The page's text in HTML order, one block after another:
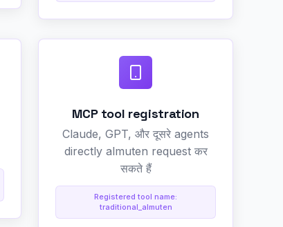
MCP tool registration
Claude, GPT, और दूसरे agents
directly almuten request कर
सकते हैं
Registered tool name:
traditional_almuten